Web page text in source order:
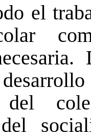
el
del
del